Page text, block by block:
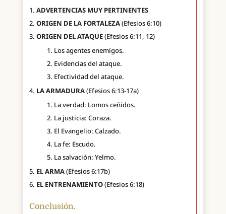
ADVERTENCIAS MUY PERTINENTES
ORIGEN DE LA FORTALEZA(Efesios 6:10)
ORIGEN DEL ATAQUE(Efesios 6:11, 12)
Los agentes enemigos.
Evidencias del ataque.
Efectividad del ataque.
LA ARMADURA(Efesios 6:13-17a)
La verdad: Lomos ceñidos.
La justicia: Coraza.
El Evangelio: Calzado.
La fe: Escudo.
La salvación: Yelmo.
EL ARMA(Efesios 6:17b)
EL ENTRENAMIENTO(Efesios 6:18)
Conclusión.